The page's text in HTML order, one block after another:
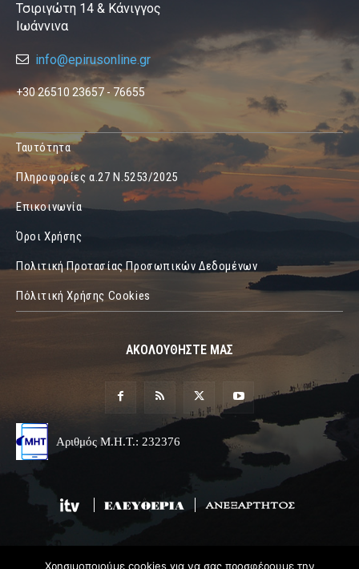
Τσιριγώτη 14 & Κάνιγγος
Ιωάννινα
info@epirusonline.gr
+30 26510 23657 - 76655
Ταυτότητα
Πληροφορίες α.27 Ν.5253/2025
Επικοινωνία
Όροι Χρήσης
Πολιτική Προτασίας Προσωπικών Δεδομένων
Πόλιτική Χρήσης Cookies
ΑΚΟΛΟΥΘΗΣΤΕ ΜΑΣ
Αριθμός Μ.Η.Τ.: 232376
Χρησιμοποιούμε cookies για να σας προσφέρουμε την